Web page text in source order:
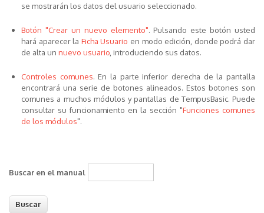
se mostrarán los datos del usuario seleccionado.
Botón "Crear un nuevo elemento". Pulsando este botón usted
hará aparecer la Ficha Usuario en modo edición, donde podrá dar
de alta un nuevo usuario , introduciendo sus datos.
Controles comunes. En la parte inferior derecha de la pantalla
encontrará una serie de botones alineados. Estos botones son
comunes a muchos módulos y pantallas de TempusBasic. Puede
consultar su funcionamiento en la sección "Funciones comunes
de los módulos".
Buscar en el manual